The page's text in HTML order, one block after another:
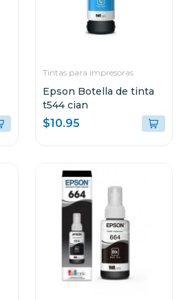
Tintas para impresoras
Epson Botella de tinta
t544 cian
$10.95